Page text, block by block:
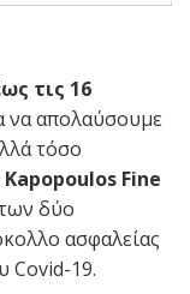
τις 16
να απολαύσουμε
τόσο
Kapopoulos Fine
δύο
ασφαλείας
Covid-19.